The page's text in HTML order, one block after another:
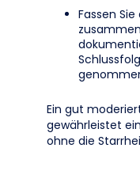
Fassen
Ein gut
gewährleistet
ohne die